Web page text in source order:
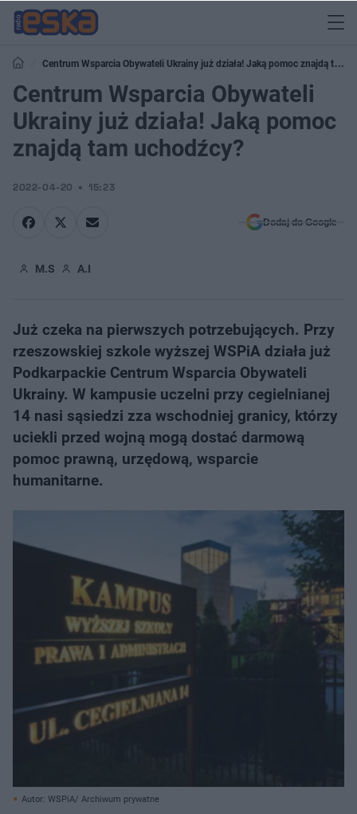
Centrum Wsparcia Obywateli Ukrainy już działa! Jaką pomoc znajdą tam
uchodźcy?
Centrum Wsparcia Obywateli
Ukrainy już działa! Jaką pomoc
znajdą tam uchodźcy?
2022-04-20 15:23
Dodaj do Google
M.S A.I
Już czeka na pierwszych potrzebujących. Przy
rzeszowskiej szkole wyższej WSPiA działa już
Podkarpackie Centrum Wsparcia Obywateli
Ukrainy. W kampusie uczelni przy cegielnianej
14 nasi sąsiedzi zza wschodniej granicy, którzy
uciekli przed wojną mogą dostać darmową
pomoc prawną, urzędową, wsparcie
humanitarne.
Autor: WSPiA/ Archiwum prywatne